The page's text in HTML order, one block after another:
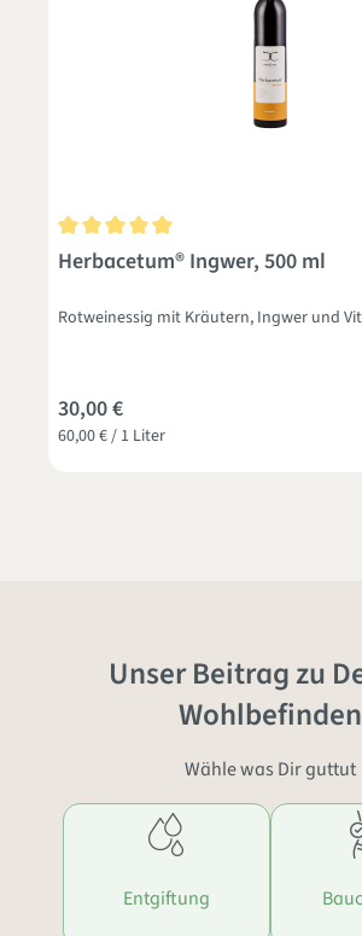
Durchschnittliche Bewertung von 5
Herbacetum® Ingwer, 500 ml
Rotweinessig mit Kräutern, Ingwer und
60,00 € / 1 Liter
30,00 €
Unser Beitrag zu
Wohlbefinden
Wähle was Dir guttut
Entgiftung